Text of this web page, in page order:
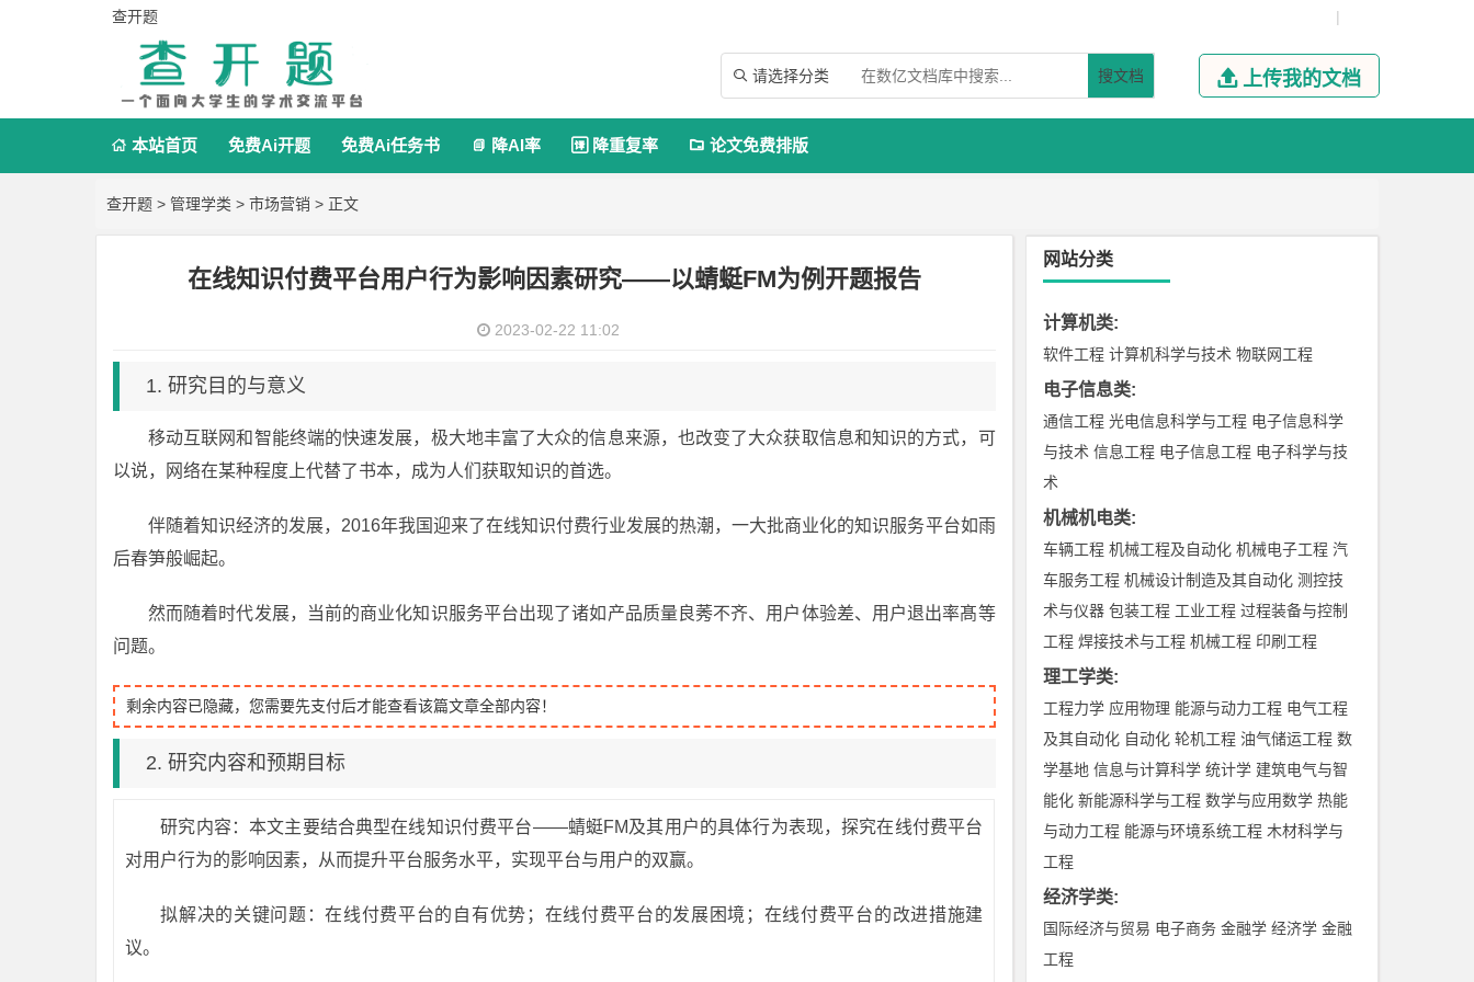
查开题 |
 请选择分类 搜文档  上传我的文档
 本站首页 免费Ai开题 免费Ai任务书  降AI率  降重复率  论文免费排版
查开题 > 管理学类 > 市场营销 > 正文
在线知识付费平台用户行为影响因素研究——以蜻蜓FM为例开题报告
2023-02-22 11:02
1. 研究目的与意义
移动互联网和智能终端的快速发展，极大地丰富了大众的信息来源，也改变了大众获取信息和知识的方式，可
以说，网络在某种程度上代替了书本，成为人们获取知识的首选。
伴随着知识经济的发展，2016年我国迎来了在线知识付费行业发展的热潮，一大批商业化的知识服务平台如雨
后春笋般崛起。
然而随着时代发展，当前的商业化知识服务平台出现了诸如产品质量良莠不齐、用户体验差、用户退出率髙等
问题。
剩余内容已隐藏，您需要先支付后才能查看该篇文章全部内容！
2. 研究内容和预期目标
研究内容：本文主要结合典型在线知识付费平台——蜻蜓FM及其用户的具体行为表现，探究在线付费平台
对用户行为的影响因素，从而提升平台服务水平，实现平台与用户的双赢。
拟解决的关键问题：在线付费平台的自有优势；在线付费平台的发展困境；在线付费平台的改进措施建
议。
网站分类
计算机类:
软件工程 计算机科学与技术 物联网工程
电子信息类:
通信工程 光电信息科学与工程 电子信息科学
与技术 信息工程 电子信息工程 电子科学与技
术
机械机电类:
车辆工程 机械工程及自动化 机械电子工程 汽
车服务工程 机械设计制造及其自动化 测控技
术与仪器 包装工程 工业工程 过程装备与控制
工程 焊接技术与工程 机械工程 印刷工程
理工学类:
工程力学 应用物理 能源与动力工程 电气工程
及其自动化 自动化 轮机工程 油气储运工程 数
学基地 信息与计算科学 统计学 建筑电气与智
能化 新能源科学与工程 数学与应用数学 热能
与动力工程 能源与环境系统工程 木材科学与
工程
经济学类:
国际经济与贸易 电子商务 金融学 经济学 金融
工程